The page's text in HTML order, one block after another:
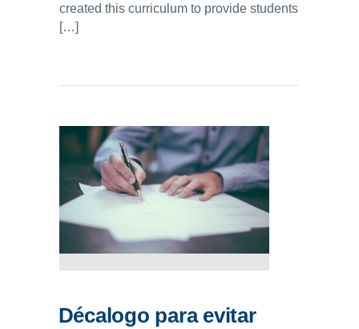
created this curriculum to provide students
[…]
Décalogo para evitar